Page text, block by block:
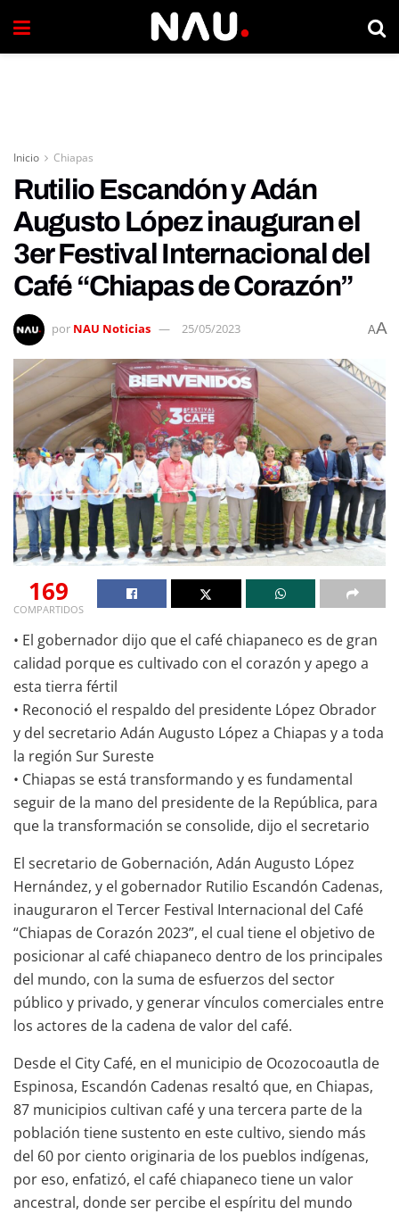
Inicio Chiapas
Rutilio Escandón y Adán
Augusto López inauguran el
3er Festival Internacional del
Café “Chiapas de Corazón”
por NAU Noticias 25/05/2023 AA
169
COMPARTIDOS
• El gobernador dijo que el café chiapaneco es de gran
calidad porque es cultivado con el corazón y apego a
esta tierra fértil
• Reconoció el respaldo del presidente López Obrador
y del secretario Adán Augusto López a Chiapas y a toda
la región Sur Sureste
• Chiapas se está transformando y es fundamental
seguir de la mano del presidente de la República, para
que la transformación se consolide, dijo el secretario
El secretario de Gobernación, Adán Augusto López
Hernández, y el gobernador Rutilio Escandón Cadenas,
inauguraron el Tercer Festival Internacional del Café
“Chiapas de Corazón 2023”, el cual tiene el objetivo de
posicionar al café chiapaneco dentro de los principales
del mundo, con la suma de esfuerzos del sector
público y privado, y generar vínculos comerciales entre
los actores de la cadena de valor del café.
Desde el City Café, en el municipio de Ocozocoautla de
Espinosa, Escandón Cadenas resaltó que, en Chiapas,
87 municipios cultivan café y una tercera parte de la
población tiene sustento en este cultivo, siendo más
del 60 por ciento originaria de los pueblos indígenas,
por eso, enfatizó, el café chiapaneco tiene un valor
ancestral, donde ser percibe el espíritu del mundo